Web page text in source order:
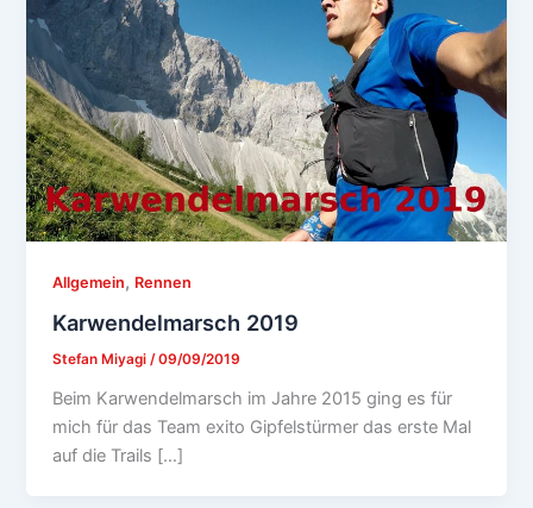
Allgemein, Rennen
Karwendelmarsch 2019
Stefan Miyagi/09/09/2019
Beim Karwendelmarsch im Jahre 2015 ging es für
mich für das Team exito Gipfelstürmer das erste Mal
auf die Trails […]